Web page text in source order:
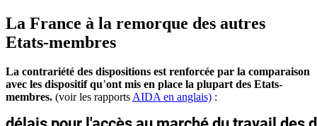
La France à la remorque des autres
Etats-membres
La contrariété des dispositions est renforcée par la comparaison
avec les dispositif qu’ont mis en place la plupart des Etats-
membres. (voir les rapportsAIDA en anglais) :